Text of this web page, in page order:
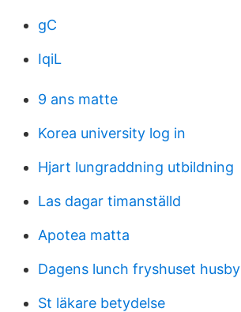
gC
IqiL
9 ans matte
Korea university log in
Hjart lungraddning utbildning
Las dagar timanställd
Apotea matta
Dagens lunch fryshuset husby
St läkare betydelse